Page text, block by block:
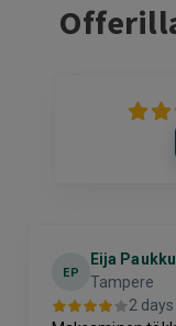
EP
Eija
Tampere
2